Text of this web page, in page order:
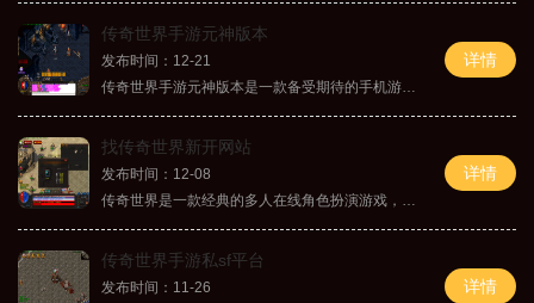
传奇世界手游元神版本
发布时间：12-21
详情
找传奇世界新开网站
发布时间：12-08
详情
传奇世界手游私sf平台
发布时间：11-26
详情